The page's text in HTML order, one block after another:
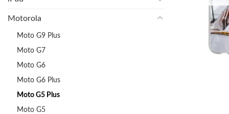
Motorola
Moto G9 Plus
Moto G7
Moto G6
Moto G6 Plus
Moto G5 Plus
Moto G5